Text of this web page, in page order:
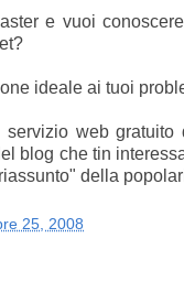
e vuoi
ideale ai tuoi
servizio web gratuito
blog che tin
della
25, 2008